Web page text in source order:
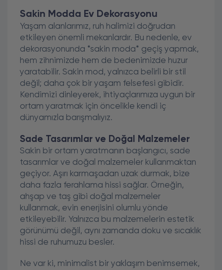
Sakin Modda Ev Dekorasyonu
Yaşam alanlarımız, ruh halimizi doğrudan
etkileyen önemli mekanlardır. Bu nedenle, ev
dekorasyonunda *sakin moda* geçiş yapmak,
hem zihnimizde hem de bedenimizde huzur
yaratabilir. Sakin mod, yalnızca belirli bir stil
değil; daha çok bir yaşam felsefesi gibidir.
Kendimizi dinleyerek, ihtiyaçlarımıza uygun bir
ortam yaratmak için öncelikle kendi iç
dünyamızla barışmalıyız.
Sade Tasarımlar ve Doğal Malzemeler
Sakin bir ortam yaratmanın başlangıcı, sade
tasarımlar ve doğal malzemeler kullanmaktan
geçiyor. Aşırı karmaşadan uzak durmak, bize
daha fazla ferahlama hissi sağlar. Örneğin,
ahşap ve taş gibi doğal malzemeler
kullanmak, evin enerjisini olumlu yönde
etkileyebilir. Yalnızca bu malzemelerin estetik
görünümü değil, aynı zamanda doku ve sıcaklık
hissi de ruhumuzu besler.
Ne var ki, minimalist bir yaklaşım benimsemek,